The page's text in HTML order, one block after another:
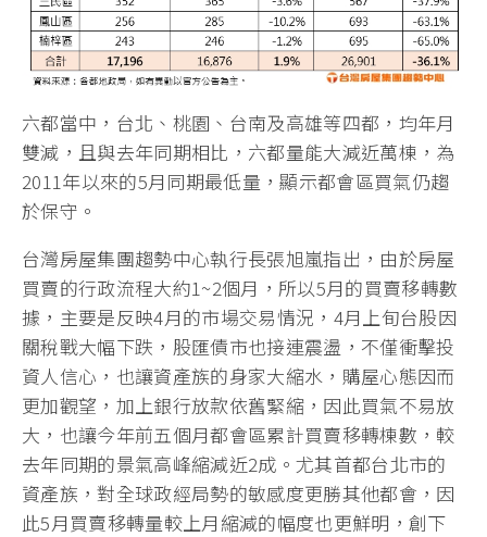
六都當中，台北、桃園、台南及高雄等四都，均年月
雙減，且與去年同期相比，六都量能大減近萬棟，為
2011年以來的5月同期最低量，顯示都會區買氣仍趨
於保守。
台灣房屋集團趨勢中心執行長張旭嵐指出，由於房屋
買賣的行政流程大約1~2個月，所以5月的買賣移轉數
據，主要是反映4月的市場交易情況，4月上旬台股因
關稅戰大幅下跌，股匯債市也接連震盪，不僅衝擊投
資人信心，也讓資產族的身家大縮水，購屋心態因而
更加觀望，加上銀行放款依舊緊縮，因此買氣不易放
大，也讓今年前五個月都會區累計買賣移轉棟數，較
去年同期的景氣高峰縮減近2成。尤其首都台北市的
資產族，對全球政經局勢的敏感度更勝其他都會，因
此5月買賣移轉量較上月縮減的幅度也更鮮明，創下